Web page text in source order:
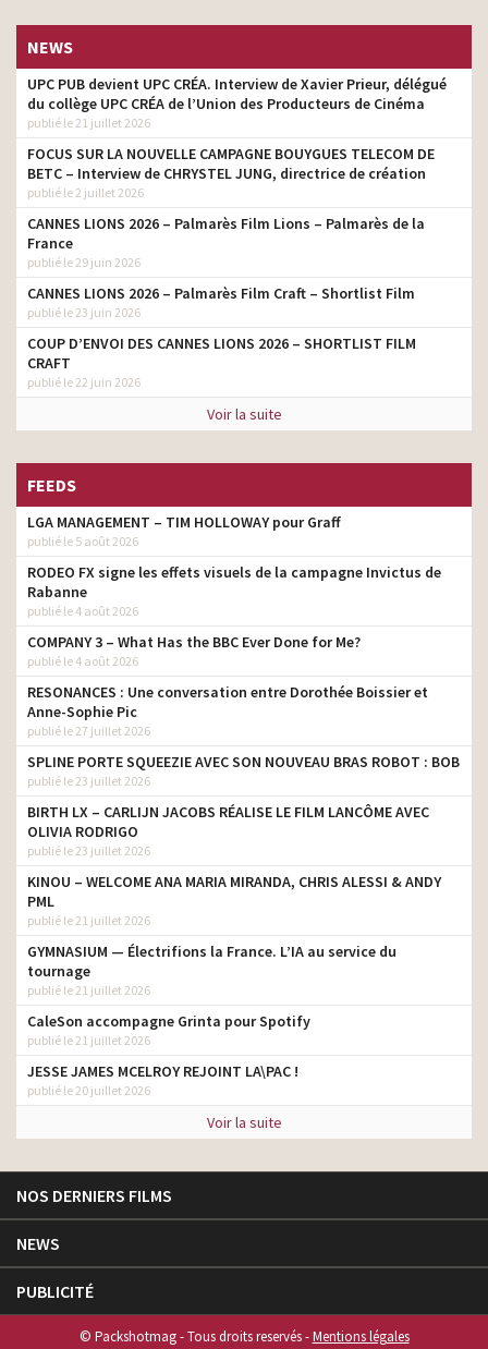
NEWS
UPC PUB devient UPC CRÉA. Interview de Xavier Prieur, délégué
du collège UPC CRÉA de l’Union des Producteurs de Cinéma
publié le 21 juillet 2026
FOCUS SUR LA NOUVELLE CAMPAGNE BOUYGUES TELECOM DE
BETC – Interview de CHRYSTEL JUNG, directrice de création
publié le 2 juillet 2026
CANNES LIONS 2026 – Palmarès Film Lions – Palmarès de la
France
publié le 29 juin 2026
CANNES LIONS 2026 – Palmarès Film Craft – Shortlist Film
publié le 23 juin 2026
COUP D’ENVOI DES CANNES LIONS 2026 – SHORTLIST FILM
CRAFT
publié le 22 juin 2026
Voir la suite
FEEDS
LGA MANAGEMENT – TIM HOLLOWAY pour Graff
publié le 5 août 2026
RODEO FX signe les effets visuels de la campagne Invictus de
Rabanne
publié le 4 août 2026
COMPANY 3 – What Has the BBC Ever Done for Me?
publié le 4 août 2026
RESONANCES : Une conversation entre Dorothée Boissier et
Anne-Sophie Pic
publié le 27 juillet 2026
SPLINE PORTE SQUEEZIE AVEC SON NOUVEAU BRAS ROBOT : BOB
publié le 23 juillet 2026
BIRTH LX – CARLIJN JACOBS RÉALISE LE FILM LANCÔME AVEC
OLIVIA RODRIGO
publié le 23 juillet 2026
KINOU – WELCOME ANA MARIA MIRANDA, CHRIS ALESSI & ANDY
PML
publié le 21 juillet 2026
GYMNASIUM — Électrifions la France. L’IA au service du
tournage
publié le 21 juillet 2026
CaleSon accompagne Grinta pour Spotify
publié le 21 juillet 2026
JESSE JAMES MCELROY REJOINT LA\PAC !
publié le 20 juillet 2026
Voir la suite
NOS DERNIERS FILMS
NEWS
PUBLICITÉ
© Packshotmag - Tous droits reservés -Mentions légales